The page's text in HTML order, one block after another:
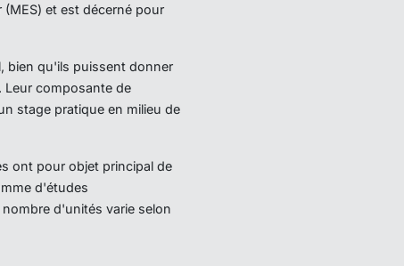
et est décerné pour
bien qu'ils puissent donner
Leur composante de
stage pratique en milieu de
ont pour objet principal de
d'études
d'unités varie selon